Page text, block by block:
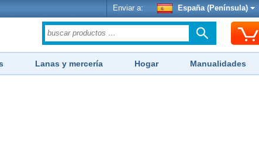
Enviar a: España (Península)
Lanas y mercería Hogar Manualidades